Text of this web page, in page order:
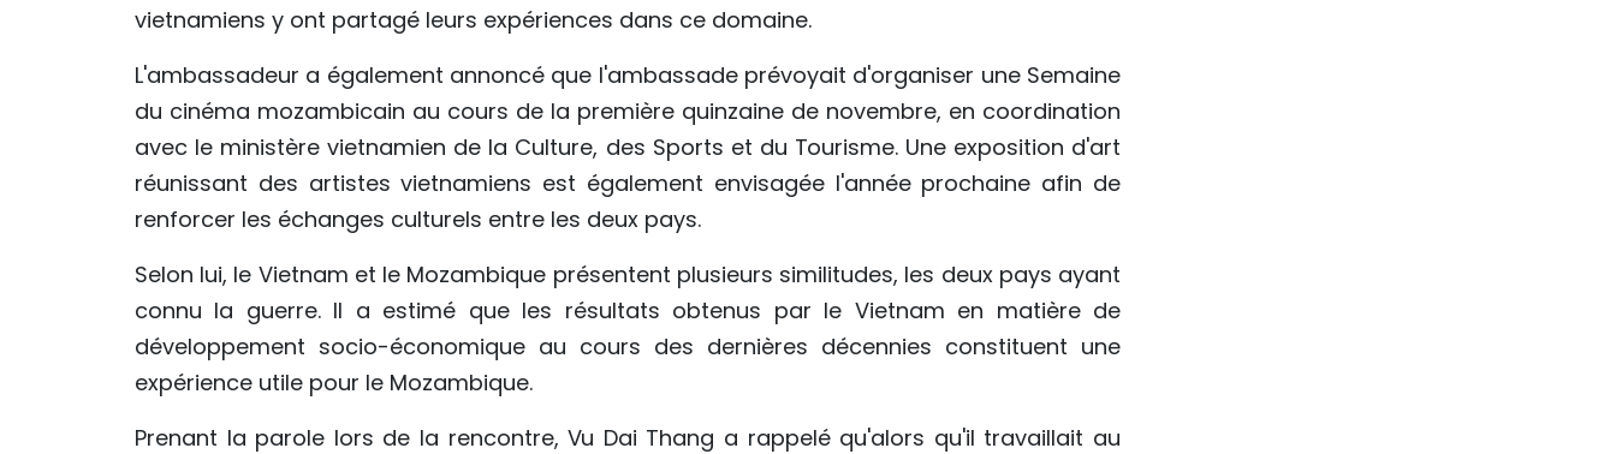
vietnamiens y ont partagé leurs expériences dans ce domaine.
L'ambassadeur a également annoncé que l'ambassade prévoyait d'organiser une Semaine
du cinéma mozambicain au cours de la première quinzaine de novembre, en coordination
avec le ministère vietnamien de la Culture, des Sports et du Tourisme. Une exposition d'art
réunissant des artistes vietnamiens est également envisagée l'année prochaine afin de
renforcer les échanges culturels entre les deux pays.
Selon lui, le Vietnam et le Mozambique présentent plusieurs similitudes, les deux pays ayant
connu la guerre. Il a estimé que les résultats obtenus par le Vietnam en matière de
développement socio-économique au cours des dernières décennies constituent une
expérience utile pour le Mozambique.
Prenant la parole lors de la rencontre, Vu Dai Thang a rappelé qu'alors qu'il travaillait au